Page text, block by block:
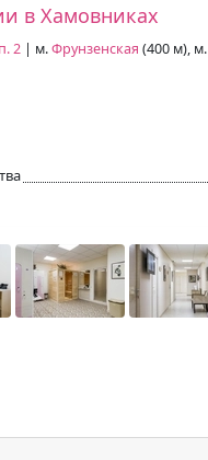
в Хамовниках
2 | м.Фрунзенская (400 м), м.